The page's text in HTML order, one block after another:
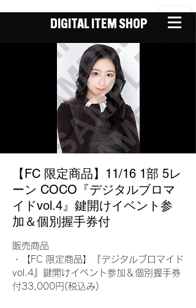
DIGITAL ITEM SHOP
【FC 限定商品】11/16 1部 5レ
ーン COCO『デジタルブロマ
イドvol.4』鍵開けイベント参
加＆個別握手券付
販売商品
・【FC 限定商品】『デジタルブロマイド
vol.4』鍵開けイベント参加＆個別握手券
付33,000円(税込み)